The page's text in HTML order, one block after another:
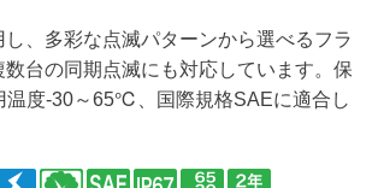
、多彩な点滅パターンから選べるフラ
数台の同期点滅にも対応しています。保
温度-30～65℃、国際規格SAEに適合し